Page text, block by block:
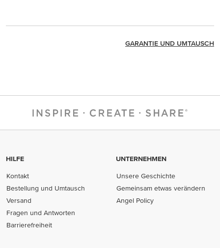
GARANTIE UND UMTAUSCH
HILFE
Kontakt
Bestellung und Umtausch
Versand
Fragen und Antworten
Barrierefreiheit
UNTERNEHMEN
Unsere Geschichte
Gemeinsam etwas verändern
Angel Policy